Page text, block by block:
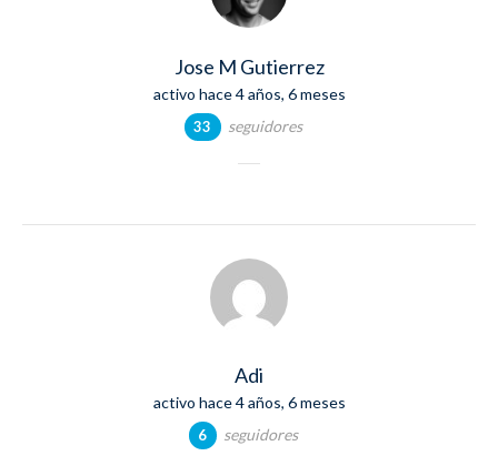
Jose M Gutierrez
activo hace 4 años, 6 meses
33 seguidores
Adi
activo hace 4 años, 6 meses
6 seguidores